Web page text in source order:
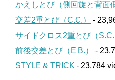
かえしとび（側回旋と背面
交差2重とび（C.C.）
-
サイドクロス2重とび（S.C.
前後交差とび（E.B.）
-
STYLE & TRICK - 23,784